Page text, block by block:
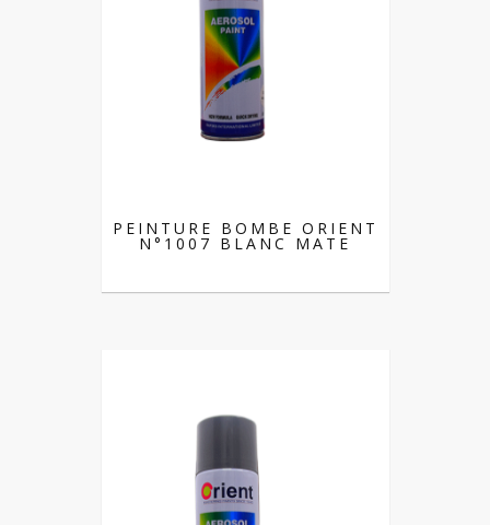
PEINTURE BOMBE ORIENT
N°1007 BLANC MATE